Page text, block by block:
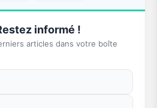
informé !
articles dans votre boîte